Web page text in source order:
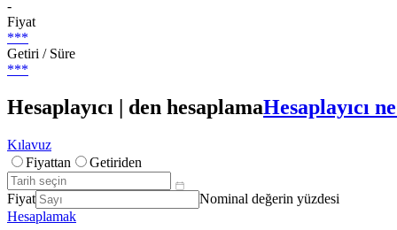
-
Fiyat
***
Getiri / Süre
***
Hesaplayıcı | den hesaplamaHesaplayıcı
Kılavuz
Fiyattan
Getiriden
Fiyat
Nominal değerin yüzdesi
Hesaplamak